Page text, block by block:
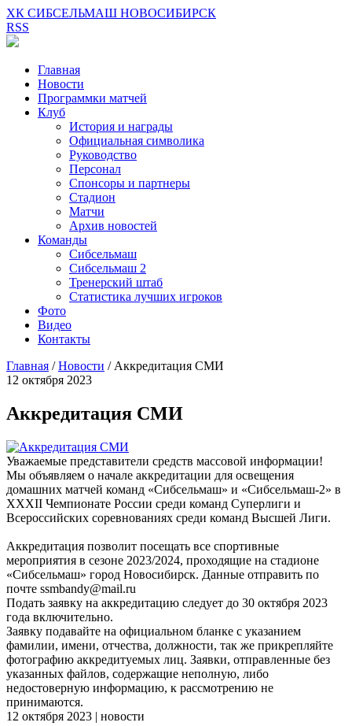
ХК СИБСЕЛЬМАШ НОВОСИБИРСК
RSS
Главная
Новости
Программки матчей
Клуб
История и награды
Официальная символика
Руководство
Персонал
Спонсоры и партнеры
Стадион
Матчи
Архив новостей
Команды
Сибсельмаш
Сибсельмаш 2
Тренерский штаб
Статистика лучших игроков
Фото
Видео
Контакты
Главная /Новости / Аккредитация СМИ
12 октября 2023
Аккредитация СМИ
Уважаемые представители средств массовой информации!
Мы объявляем о начале аккредитации для освещения
домашних матчей команд «Сибсельмаш» и «Сибсельмаш-2» в
ХXХII Чемпионате России среди команд Суперлиги и
Всероссийских соревнованиях среди команд Высшей Лиги.
Аккредитация позволит посещать все спортивные
мероприятия в сезоне 2023/2024, проходящие на стадионе
«Сибсельмаш» город Новосибирск. Данные отправить по
почте ssmbandy@mail.ru
Подать заявку на аккредитацию следует до 30 октября 2023
года включительно.
Заявку подавайте на официальном бланке с указанием
фамилии, имени, отчества, должности, так же прикрепляйте
фотографию аккредитуемых лиц. Заявки, отправленные без
указанных файлов, содержащие неполную, либо
недостоверную информацию, к рассмотрению не
принимаются.
12 октября 2023 | новости